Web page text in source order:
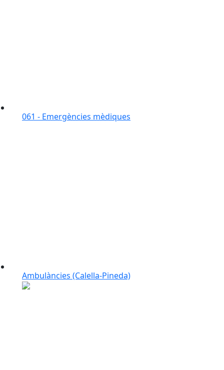
061 - Emergències mèdiques
Ambulàncies (Calella-Pineda)